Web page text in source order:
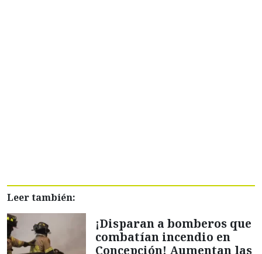
Leer también:
¡Disparan a bomberos que
combatían incendio en
Concepción! Aumentan las